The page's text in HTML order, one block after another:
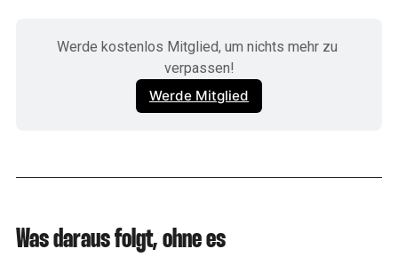
Werde kostenlos Mitglied, um nichts mehr zu
verpassen!
Werde Mitglied
Was daraus folgt, ohne es